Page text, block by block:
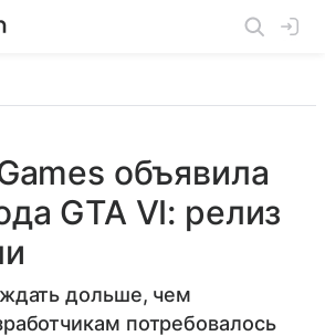
объявила
GTA VI: релиз
дольше, чем
потребовалось